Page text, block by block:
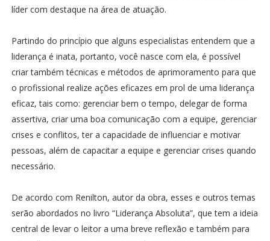
líder com destaque na área de atuação.
Partindo do princípio que alguns especialistas entendem que a
liderança é inata, portanto, você nasce com ela, é possível
criar também técnicas e métodos de aprimoramento para que
o profissional realize ações eficazes em prol de uma liderança
eficaz, tais como: gerenciar bem o tempo, delegar de forma
assertiva, criar uma boa comunicação com a equipe, gerenciar
crises e conflitos, ter a capacidade de influenciar e motivar
pessoas, além de capacitar a equipe e gerenciar crises quando
necessário.
De acordo com Renilton, autor da obra, esses e outros temas
serão abordados no livro “Liderança Absoluta”, que tem a ideia
central de levar o leitor a uma breve reflexão e também para